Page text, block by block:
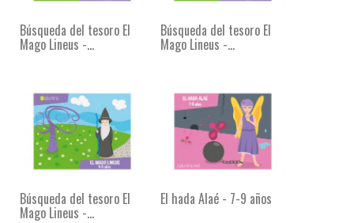
Búsqueda del tesoro El
Mago Lineus -...
Búsqueda del tesoro El
Mago Lineus -...
Búsqueda del tesoro El
Mago Lineus -...
El hada Alaé - 7-9 años